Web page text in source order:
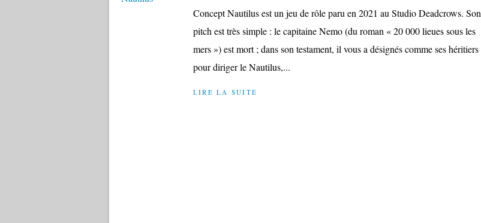
Concept Nautilus est un jeu de rôle paru en 2021 au Studio Deadcrows. Son
pitch est très simple : le capitaine Nemo (du roman « 20 000 lieues sous les
mers ») est mort ; dans son testament, il vous a désignés comme ses héritiers
pour diriger le Nautilus,...
LIRE LA SUITE